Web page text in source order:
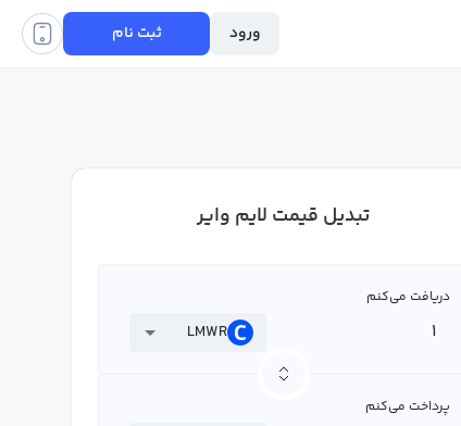
ورود ثبت نام
تبدیل قیمت لایم وایر
دریافت می‌کنم
LMWR
پرداخت می‌کنم